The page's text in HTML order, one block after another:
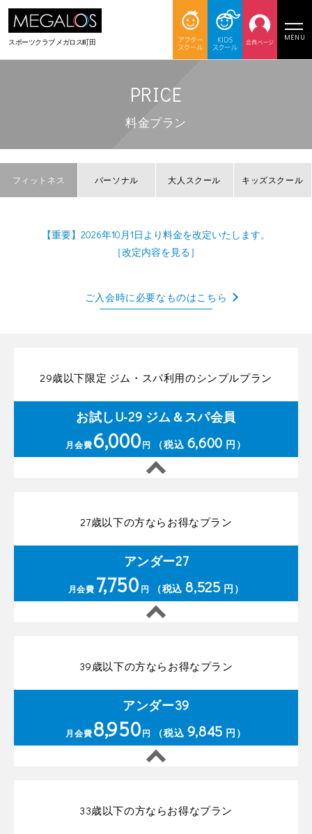
スポーツクラブメガロス町田
MENU
PRICE
料金プラン
フィットネス パーソナル 大人スクール キッズスクール
【重要】2026年10月1日より料金を改定いたします。
［改定内容を見る］
ご入会時に必要なものはこちら
29歳以下限定 ジム・スパ利用のシンプルプラン
お試しU-29 ジム＆スパ会員
月会費6,000円 （税込 6,600 円）
27歳以下の方ならお得なプラン
アンダー27
月会費 7,750 円 （税込 8,525 円）
39歳以下の方ならお得なプラン
アンダー39
月会費8,950円 （税込 9,845 円）
33歳以下の方ならお得なプラン